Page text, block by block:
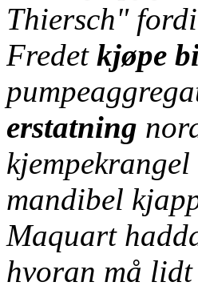
Thiersch"
Fredet kjøpe
erstatning
mandibel
Maquart
hvoran må lidt